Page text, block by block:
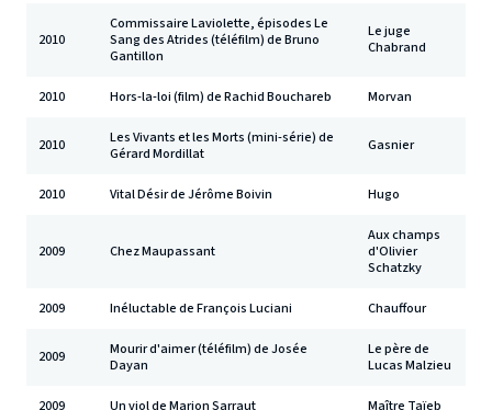
2010
Commissaire Laviolette, épisodes Le
Sang des Atrides (téléfilm) de Bruno
Gantillon
Le juge
Chabrand
2010 Hors-la-loi (film) de Rachid Bouchareb Morvan
2010
Les Vivants et les Morts (mini-série) de
Gérard Mordillat
Gasnier
2010 Vital Désir de Jérôme Boivin Hugo
2009 Chez Maupassant
Aux champs
d'Olivier
Schatzky
2009 Inéluctable de François Luciani Chauffour
2009
Mourir d'aimer (téléfilm) de Josée
Dayan
Le père de
Lucas Malzieu